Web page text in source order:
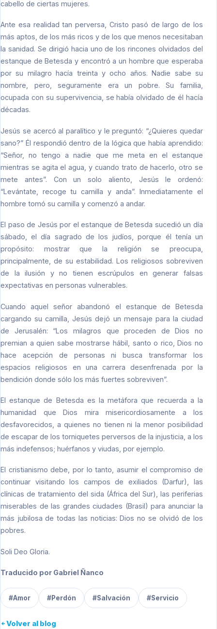
cabello de ciertas mujeres.
Ante esa realidad tan perversa, Cristo pasó de largo de los
más aptos, de los más ricos y de los que menos necesitaban
la sanidad. Se dirigió hacia uno de los rincones olvidados del
estanque de Betesda y encontró a un hombre que esperaba
por su milagro hacía treinta y ocho años. Nadie sabe su
nombre, pero, seguramente era un pobre. Su familia,
ocupada con su supervivencia, se había olvidado de él hacía
décadas.
Jesús se acercó al paralítico y le preguntó: “¿Quieres quedar
sano?” Él respondió dentro de la lógica que había aprendido:
“Señor, no tengo a nadie que me meta en el estanque
mientras se agita el agua, y cuando trato de hacerlo, otro se
mete antes”. Con un solo aliento, Jesús le ordenó:
“Levántate, recoge tu camilla y anda”. Inmediatamente el
hombre tomó su camilla y comenzó a andar.
El paso de Jesús por el estanque de Betesda sucedió un día
sábado, el día sagrado de los judíos, porque él tenía un
propósito: mostrar que la religión se preocupa,
principalmente, de su estabilidad. Los religiosos sobreviven
de la ilusión y no tienen escrúpulos en generar falsas
expectativas en personas vulnerables.
Cuando aquel señor abandonó el estanque de Betesda
cargando su camilla, Jesús dejó un mensaje para la ciudad
de Jerusalén: “Los milagros que proceden de Dios no
premian a quien sabe mostrarse hábil, santo o rico, Dios no
hace acepción de personas ni busca transformar los
espacios religiosos en una carrera desenfrenada por la
bendición donde sólo los más fuertes sobreviven”.
El estanque de Betesda es la metáfora que recuerda a la
humanidad que Dios mira misericordiosamente a los
desfavorecidos, a quienes no tienen ni la menor posibilidad
de escapar de los torniquetes perversos de la injusticia, a los
más indefensos; huérfanos y viudas, por ejemplo.
El cristianismo debe, por lo tanto, asumir el compromiso de
continuar visitando los campos de exiliados (Darfur), las
clínicas de tratamiento del sida (África del Sur), las periferias
miserables de las grandes ciudades (Brasil) para anunciar la
más jubilosa de todas las noticias: Dios no se olvidó de los
pobres.
Soli Deo Gloria.
Traducido por Gabriel Ñanco
#Amor #Perdón #Salvación #Servicio
Volver al blog